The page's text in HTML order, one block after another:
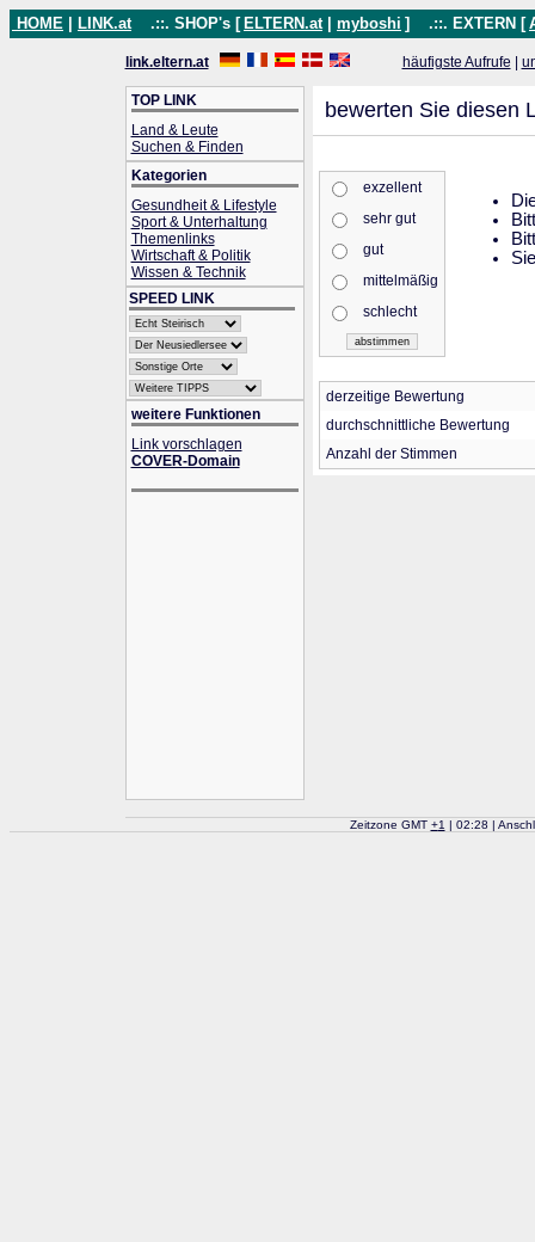
HOME LINK.at .::. SHOP's [ ELTERN.at myboshi ] .::. EXTERN [
link.eltern.at häufigste Aufrufe
TOP LINK
Land & Leute
Suchen & Finden
Kategorien
Gesundheit & Lifestyle
Sport & Unterhaltung
Themenlinks
Wirtschaft & Politik
Wissen & Technik
SPEED LINK
weitere Funktionen
Link vorschlagen
COVER-Domain
bewerten Sie diesen
exzellent
sehr gut
gut
mittelmäßig
schlecht
derzeitige Bewertung
durchschnittliche Bewertung
Anzahl der Stimmen
Zeitzone GMT +1 | 02:28 |